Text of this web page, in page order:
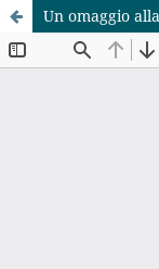
Un omaggio